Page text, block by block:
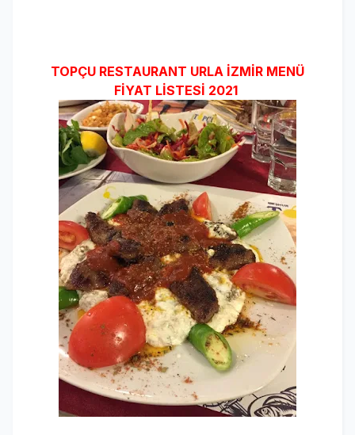
TOPÇU RESTAURANT URLA İZMİR MENÜ
FİYAT LİSTESİ 2021